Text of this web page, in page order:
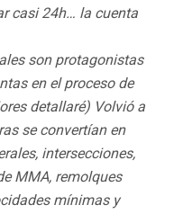
casi 24h… la cuenta
son protagonistas
en el proceso de
detallaré) Volvió a
se convertían en
intersecciones,
MMA, remolques
mínimas y